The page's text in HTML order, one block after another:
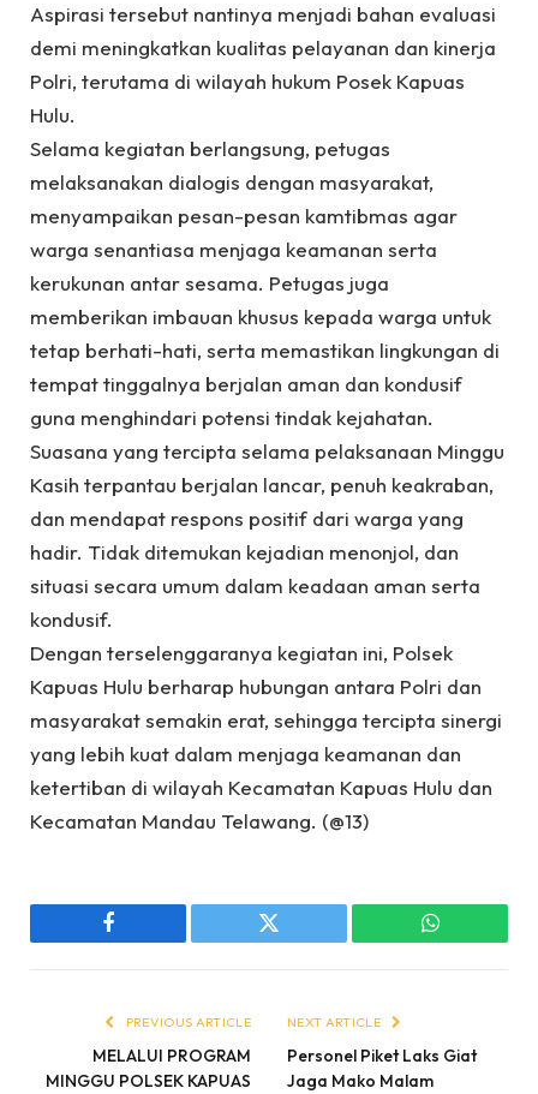
Aspirasi tersebut nantinya menjadi bahan evaluasi
demi meningkatkan kualitas pelayanan dan kinerja
Polri, terutama di wilayah hukum Posek Kapuas
Hulu.
Selama kegiatan berlangsung, petugas
melaksanakan dialogis dengan masyarakat,
menyampaikan pesan-pesan kamtibmas agar
warga senantiasa menjaga keamanan serta
kerukunan antar sesama. Petugas juga
memberikan imbauan khusus kepada warga untuk
tetap berhati-hati, serta memastikan lingkungan di
tempat tinggalnya berjalan aman dan kondusif
guna menghindari potensi tindak kejahatan.
Suasana yang tercipta selama pelaksanaan Minggu
Kasih terpantau berjalan lancar, penuh keakraban,
dan mendapat respons positif dari warga yang
hadir. Tidak ditemukan kejadian menonjol, dan
situasi secara umum dalam keadaan aman serta
kondusif.
Dengan terselenggaranya kegiatan ini, Polsek
Kapuas Hulu berharap hubungan antara Polri dan
masyarakat semakin erat, sehingga tercipta sinergi
yang lebih kuat dalam menjaga keamanan dan
ketertiban di wilayah Kecamatan Kapuas Hulu dan
Kecamatan Mandau Telawang. (@13)
Facebook Twitter WhatsApp
PREVIOUS ARTICLE
MELALUI PROGRAM
MINGGU POLSEK KAPUAS
NEXT ARTICLE
Personel Piket Laks Giat
Jaga Mako Malam